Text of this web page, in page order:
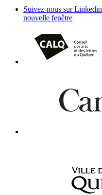
Suivez-nous sur Linkedin
nouvelle fenêtre